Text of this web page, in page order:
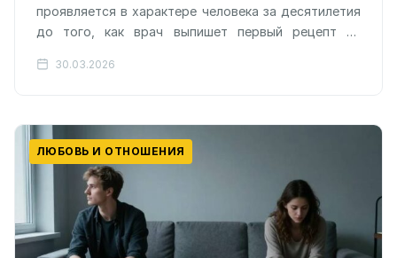
проявляется в характере человека за десятилетия
до того, как врач выпишет первый рецепт на
масштабном исследовании,…
30.03.2026
ЛЮБОВЬ И ОТНОШЕНИЯ